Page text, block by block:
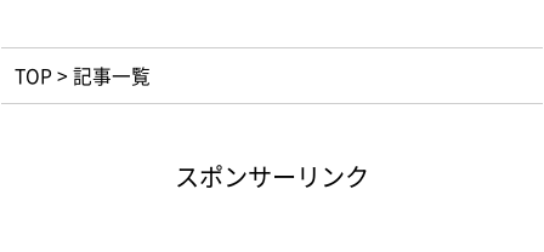
TOP > 記事一覧
スポンサーリンク